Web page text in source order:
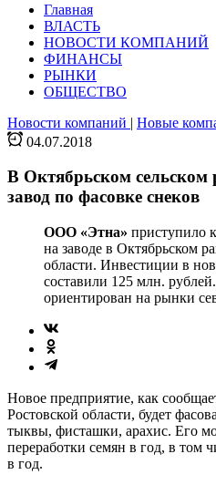
Главная
ВЛАСТЬ
НОВОСТИ КОМПАНИЙ
ФИНАНСЫ
РЫНКИ
ОБЩЕСТВО
Новости компаний | Новые
04.07.2018
В Октябрьском сельском
завод по фасовке снеков
ООО «Этна» приступило
на заводе в Октябрьском
области. Инвестиции в
составили 125 млн.
ориентирован на рынки
Новое предприятие, как
Ростовской области, будет
тыквы, фисташки, арахис. Его
переработки семян в год, в том
в год.